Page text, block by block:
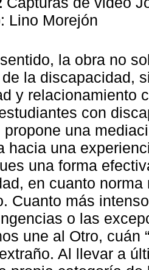
Lino Morejón
la obra no
la discapacidad,
y relacionamiento
con
propone una
hacia una
una forma
en cuanto
Cuanto más
o las
une al Otro, cuán
Al llevar a